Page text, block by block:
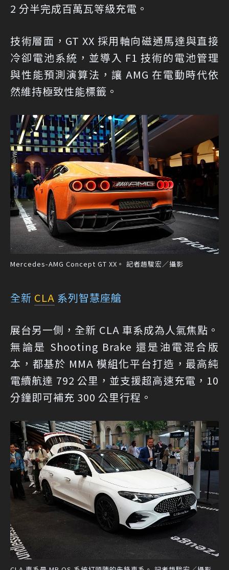
2 分半完成百萬瓦等級充電。
技術層面，GT XX 採用軸向磁通馬達與直接
冷卻電池系統，並導入 F1 技術的電池管理
與性能預測演算法，讓 AMG 在電動時代依
然維持極致性能標籤。
Mercedes-AMG Concept GT XX。 記者趙駿宏／攝影
全新 CLA 系列智慧座艙
展台另一側，全新 CLA 車系成為人氣焦點。
無論是 Shooting Brake 還是油電混合版
本，都基於 MMA 模組化平台打造，最高純
電續航達 792 公里，並支援超高速充電，10
分鐘即可補充 300 公里行程。